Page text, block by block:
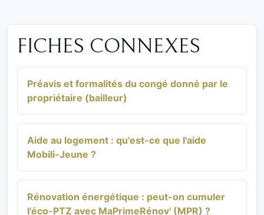
FICHES CONNEXES
Préavis et formalités du congé donné par le
propriétaire (bailleur)
Aide au logement : qu'est-ce que l'aide
Mobili-Jeune ?
Rénovation énergétique : peut-on cumuler
l'éco-PTZ avec MaPrimeRénov' (MPR) ?